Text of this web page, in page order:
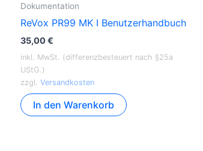
Dokumentation
ReVox PR99 MK I Benutzerhandbuch
35,00€
inkl. MwSt. (differenzbesteuert nach §25a
UStG.)
zzgl. Versandkosten
In den Warenkorb